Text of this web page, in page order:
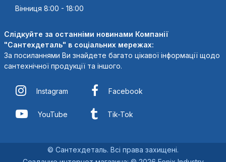
Вінниця 8:00 - 18:00
Слідкуйте за останніми новинами Компанії
"Сантехдеталь" в соціальних мережах:
За посиланнями Ви знайдете багато цікавої інформації щодо
сантехнічної продукції та іншого.
Instagram Facebook
YouTube Tik-Tok
© Сантехдеталь. Всі права захищені.